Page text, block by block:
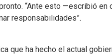
“Ante esto —escribió
responsabilidades”.
que ha hecho el actual